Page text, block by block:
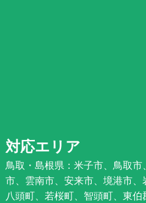
対応エリア
鳥取・島根県：米子市、鳥取
市、雲南市、安来市、境港市、
八頭町、若桜町、智頭町、東